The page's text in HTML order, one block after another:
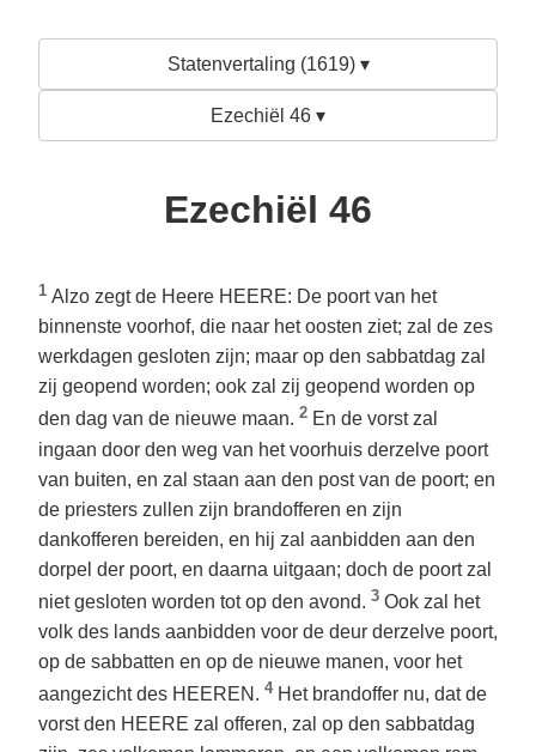
Statenvertaling (1619) ▾
Ezechiël 46 ▾
Ezechiël 46
1 Alzo zegt de Heere HEERE: De poort van het
binnenste voorhof, die naar het oosten ziet; zal de zes
werkdagen gesloten zijn; maar op den sabbatdag zal
zij geopend worden; ook zal zij geopend worden op
den dag van de nieuwe maan. 2 En de vorst zal
ingaan door den weg van het voorhuis derzelve poort
van buiten, en zal staan aan den post van de poort; en
de priesters zullen zijn brandofferen en zijn
dankofferen bereiden, en hij zal aanbidden aan den
dorpel der poort, en daarna uitgaan; doch de poort zal
niet gesloten worden tot op den avond. 3 Ook zal het
volk des lands aanbidden voor de deur derzelve poort,
op de sabbatten en op de nieuwe manen, voor het
aangezicht des HEEREN. 4 Het brandoffer nu, dat de
vorst den HEERE zal offeren, zal op den sabbatdag